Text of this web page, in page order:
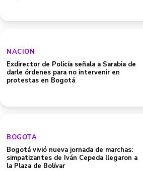
NACION
Exdirector de Policía señala a Sarabia de
darle órdenes para no intervenir en
protestas en Bogotá
BOGOTA
Bogotá vivió nueva jornada de marchas:
simpatizantes de Iván Cepeda llegaron a
la Plaza de Bolívar